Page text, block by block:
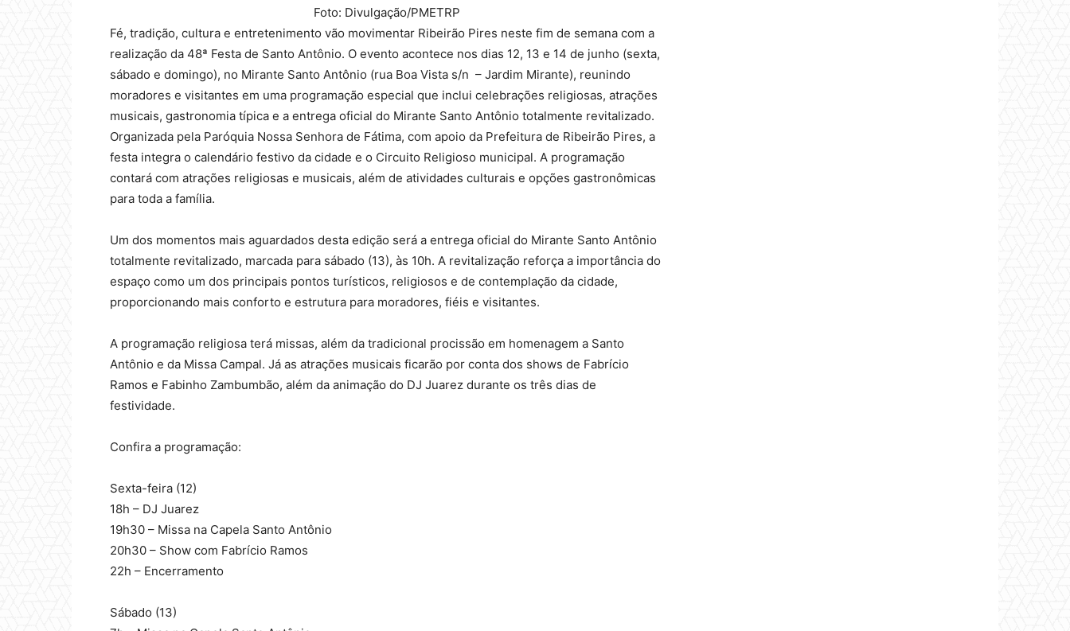
Foto: Divulgação/PMETRP
Fé, tradição, cultura e entretenimento vão movimentar Ribeirão Pires neste fim de semana com a
realização da 48ª Festa de Santo Antônio. O evento acontece nos dias 12, 13 e 14 de junho (sexta,
sábado e domingo), no Mirante Santo Antônio (rua Boa Vista s/n – Jardim Mirante), reunindo
moradores e visitantes em uma programação especial que inclui celebrações religiosas, atrações
musicais, gastronomia típica e a entrega oficial do Mirante Santo Antônio totalmente revitalizado.
Organizada pela Paróquia Nossa Senhora de Fátima, com apoio da Prefeitura de Ribeirão Pires, a
festa integra o calendário festivo da cidade e o Circuito Religioso municipal. A programação
contará com atrações religiosas e musicais, além de atividades culturais e opções gastronômicas
para toda a família.
Um dos momentos mais aguardados desta edição será a entrega oficial do Mirante Santo Antônio
totalmente revitalizado, marcada para sábado (13), às 10h. A revitalização reforça a importância do
espaço como um dos principais pontos turísticos, religiosos e de contemplação da cidade,
proporcionando mais conforto e estrutura para moradores, fiéis e visitantes.
A programação religiosa terá missas, além da tradicional procissão em homenagem a Santo
Antônio e da Missa Campal. Já as atrações musicais ficarão por conta dos shows de Fabrício
Ramos e Fabinho Zambumbão, além da animação do DJ Juarez durante os três dias de
festividade.
Confira a programação:
Sexta-feira (12)
18h – DJ Juarez
19h30 – Missa na Capela Santo Antônio
20h30 – Show com Fabrício Ramos
22h – Encerramento
Sábado (13)